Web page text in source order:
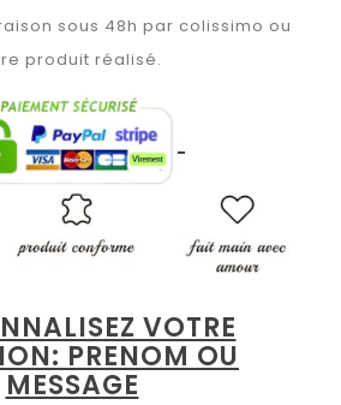
sous 48h par colissimo ou
produit réalisé.
VOTRE
PRENOM OU
MESSAGE